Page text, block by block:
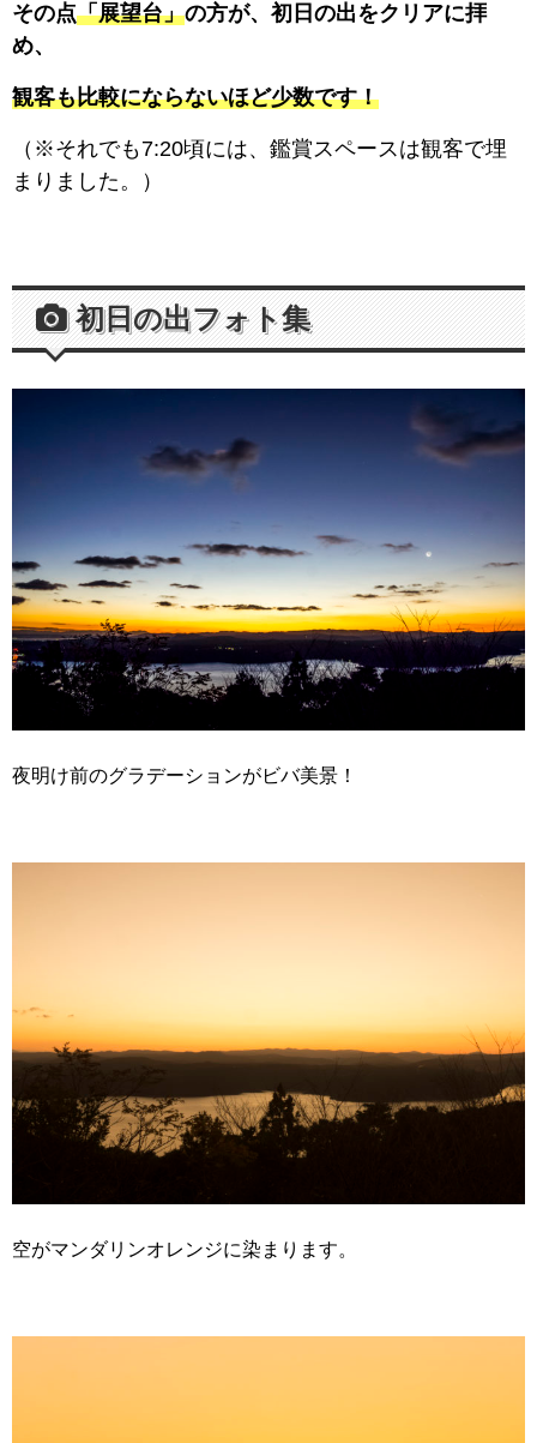
その点「展望台」の方が、初日の出をクリアに拝
め、
観客も比較にならないほど少数です！
（※それでも7:20頃には、鑑賞スペースは観客で埋
まりました。）
初日の出フォト集
夜明け前のグラデーションがビバ美景！
空がマンダリンオレンジに染まります。